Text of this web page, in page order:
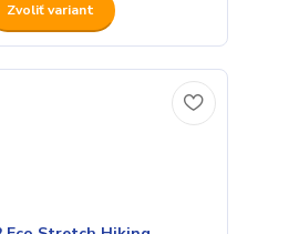
Zvoliť variant